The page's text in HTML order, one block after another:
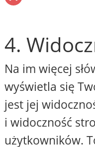
4.
Na im więcej
wyświetla się
jest jej
i widoczność
użytkowników.